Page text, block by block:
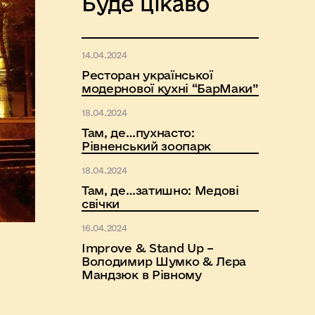
14.04.2024
Ресторан української
модернової кухні “БарМаки”
18.04.2024
Там, де…пухнасто:
Рівненський зоопарк
18.04.2024
Там, де…затишно: Медові
свічки
16.04.2024
Improve & Stand Up –
Володимир Шумко & Лєра
Мандзюк в Рівному